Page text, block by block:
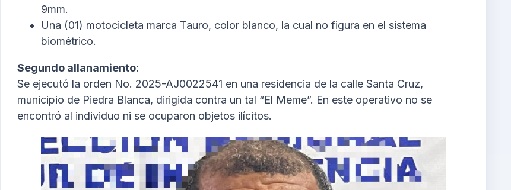
9mm.
Una (01) motocicleta marca Tauro, color blanco, la cual no figura en el sistema
biométrico.
Segundo allanamiento:
Se ejecutó la orden No. 2025-AJ0022541 en una residencia de la calle Santa Cruz,
municipio de Piedra Blanca, dirigida contra un tal “El Meme”. En este operativo no se
encontró al individuo ni se ocuparon objetos ilícitos.